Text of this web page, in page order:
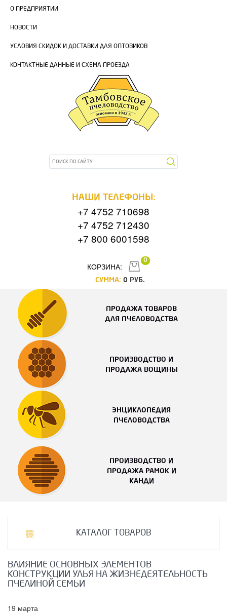
О ПРЕДПРИЯТИИ
НОВОСТИ
УСЛОВИЯ СКИДОК И ДОСТАВКИ ДЛЯ ОПТОВИКОВ
КОНТАКТНЫЕ ДАННЫЕ И СХЕМА ПРОЕЗДА
НАШИ ТЕЛЕФОНЫ:
+7 4752 710698
+7 4752 712430
+7 800 6001598
КОРЗИНА:
0
СУММА: 0 РУБ.
ПРОДАЖА ТОВАРОВ
ДЛЯ ПЧЕЛОВОДСТВА
ПРОИЗВОДСТВО И
ПРОДАЖА ВОЩИНЫ
ЭНЦИКЛОПЕДИЯ
ПЧЕЛОВОДСТВА
ПРОИЗВОДСТВО И
ПРОДАЖА РАМОК И
КАНДИ
КАТАЛОГ ТОВАРОВ
ВЛИЯНИЕ ОСНОВНЫХ ЭЛЕМЕНТОВ
КОНСТРУКЦИИ УЛЬЯ НА ЖИЗНЕДЕЯТЕЛЬНОСТЬ
ПЧЕЛИНОЙ СЕМЬИ
19 марта